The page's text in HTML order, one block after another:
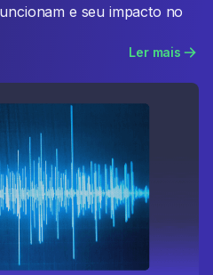
e seu impacto no
Ler mais